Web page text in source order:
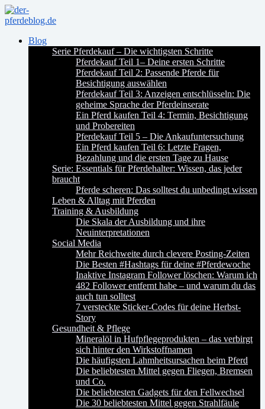
Blog
Serie Pferdekauf – Die wichtigsten Schritte
Pferdekauf Teil 1– Deine ersten Schritte
Pferdekauf Teil 2: Passende Pferde für
Besichtigung auswählen
Pferdekauf Teil 3: Anzeigen entschlüsseln: Die
geheime Sprache der Pferdeinserate
Ein Pferd kaufen Teil 4: Termin, Besichtigung
und Probereiten
Pferdekauf Teil 5 – Die Ankaufuntersuchung
Ein Pferd kaufen Teil 6: Letzte Fragen,
Bezahlung und die ersten Tage zu Hause
Serie: Essentials für Pferdehalter: Wissen, das jeder
braucht
Pferde scheren: Das solltest du unbedingt wissen
Leben & Alltag mit Pferden
Training & Ausbildung
Die Skala der Ausbildung und ihre
Neuinterpretationen
Social Media
Mehr Reichweite durch clevere Posting-Zeiten
Die Besten #Hashtags für deine #Pferdewoche
Inaktive Instagram Follower löschen: Warum ich
482 Follower entfernt habe – und warum du das
auch tun solltest
7 versteckte Sticker-Codes für deine Herbst-
Story
Gesundheit & Pflege
Mineralöl in Hufpflegeprodukten – das verbirgt
sich hinter den Wirkstoffnamen
Die häufigsten Lahmheitsursachen beim Pferd
Die beliebtesten Mittel gegen Fliegen, Bremsen
und Co.
Die beliebtesten Gadgets für den Fellwechsel
Die 30 beliebtesten Mittel gegen Strahlfäule